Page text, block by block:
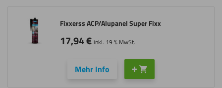
Mehr Info
Fixxerss ACP/Alupanel Super Fixx
17,94€ inkl. 19 % MwSt.